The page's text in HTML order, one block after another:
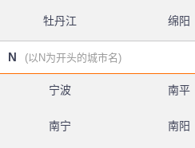
牡丹江 绵阳
N (以N为开头的城市名)
宁波 南平
南宁 南阳